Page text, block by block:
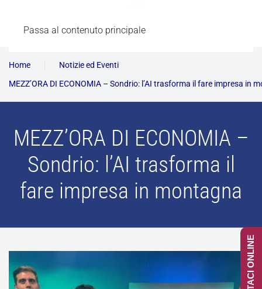
Passa al contenuto principale
Home
Notizie ed Eventi
MEZZ’ORA DI ECONOMIA – Sondrio: l’AI trasforma il fare impresa in
MEZZ’ORA DI ECONOMIA –
Sondrio: l’AI trasforma il
fare impresa in montagna